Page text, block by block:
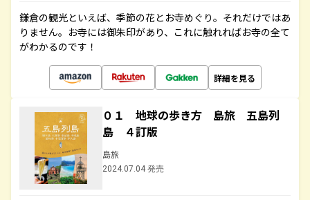
鎌倉の観光といえば、季節の花とお寺めぐり。それだけではあ
りません。お寺には御朱印があり、これに触れればお寺の全て
がわかるのです！
詳細を見る
０１ 地球の歩き方 島旅 五島列
島 ４訂版
島旅
2024.07.04 発売